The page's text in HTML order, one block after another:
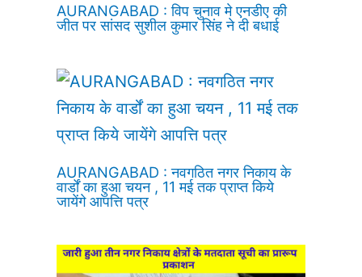
AURANGABAD : विप चुनाव मे एनडीए की
जीत पर सांसद सुशील कुमार सिंह ने दी बधाई
AURANGABAD : नवगठित नगर निकाय के
वार्डों का हुआ चयन , 11 मई तक प्राप्त किये
जायेंगे आपत्ति पत्र